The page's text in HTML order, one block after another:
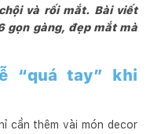
và rối mắt. Bài viết
gọn gàng, đẹp mắt mà
“quá tay” khi
cần thêm vài món decor